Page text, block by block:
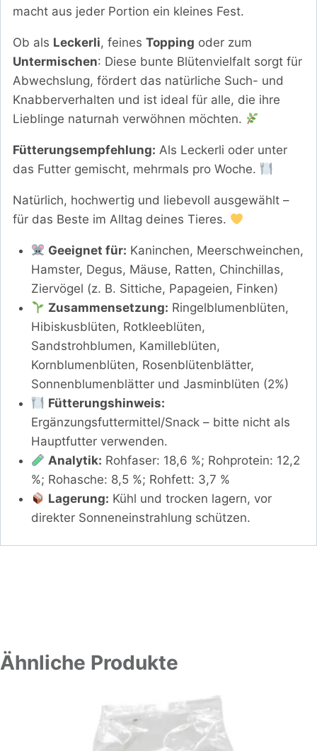
macht aus jeder Portion ein kleines Fest.
Ob als Leckerli, feines Topping oder zum
Untermischen: Diese bunte Blütenvielfalt sorgt für
Abwechslung, fördert das natürliche Such- und
Knabberverhalten und ist ideal für alle, die ihre
Lieblinge naturnah verwöhnen möchten.
Fütterungsempfehlung: Als Leckerli oder unter
das Futter gemischt, mehrmals pro Woche.
Natürlich, hochwertig und liebevoll ausgewählt –
für das Beste im Alltag deines Tieres.
Geeignet für: Kaninchen, Meerschweinchen,
Hamster, Degus, Mäuse, Ratten, Chinchillas,
Ziervögel (z. B. Sittiche, Papageien, Finken)
Zusammensetzung: Ringelblumenblüten,
Hibiskusblüten, Rotkleeblüten,
Sandstrohblumen, Kamilleblüten,
Kornblumenblüten, Rosenblütenblätter,
Sonnenblumenblätter und Jasminblüten (2%)
Fütterungshinweis:
Ergänzungsfuttermittel/Snack – bitte nicht als
Hauptfutter verwenden.
Analytik: Rohfaser: 18,6 %; Rohprotein: 12,2
%; Rohasche: 8,5 %; Rohfett: 3,7 %
Lagerung: Kühl und trocken lagern, vor
direkter Sonneneinstrahlung schützen.
Ähnliche Produkte